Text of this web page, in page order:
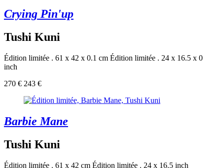
Crying Pin'up
Tushi Kuni
Édition limitée . 61 x 42 x 0.1 cm Édition limitée . 24 x 16.5 x 0
inch
270 € 243 €
Barbie Mane
Tushi Kuni
Édition limitée . 61 x 42 cm Édition limitée . 24 x 16.5 inch